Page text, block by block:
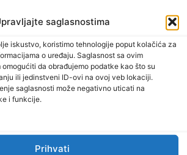
saglasnostima
iskustvo, koristimo tehnologije poput kolačića za
o uređaju. Saglasnost sa ovim
da obrađujemo podatke kao što su
ili jedinstveni ID-ovi na ovoj veb lokaciji.
saglasnosti može negativno uticati na
i funkcije.
Prihvati